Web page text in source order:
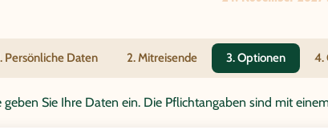
Persönliche Daten 2. Mitreisende 3. Optionen 4.
geben Sie Ihre Daten ein. Die Pflichtangaben sind mit